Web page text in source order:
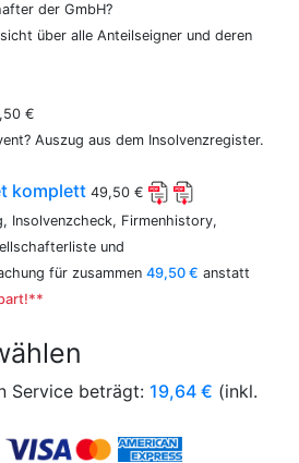
der GmbH?
über alle Anteilseigner und deren
€
Auszug aus dem Insolvenzregister.
komplett 49,50 €
Insolvenzcheck, Firmenhistory,
und
für zusammen 49,50 € anstatt
Service beträgt: 19,64 € (inkl.